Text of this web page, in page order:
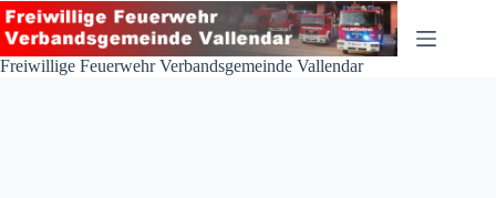
Zum
Inhalt
springen
Freiwillige Feuerwehr Verbandsgemeinde Vallendar